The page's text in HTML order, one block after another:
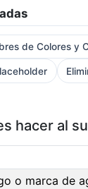
de Colores y
hacer al
o marca de